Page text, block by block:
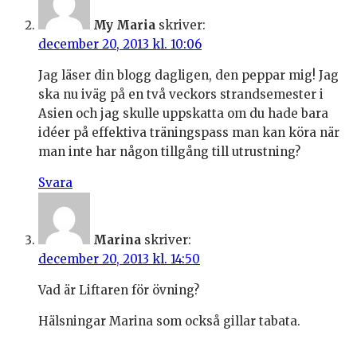
My Maria skriver:
december 20, 2013 kl. 10:06
Jag läser din blogg dagligen, den peppar mig! Jag
ska nu iväg på en två veckors strandsemester i
Asien och jag skulle uppskatta om du hade bara
idéer på effektiva träningspass man kan köra när
man inte har någon tillgång till utrustning?
Svara
Marina skriver:
december 20, 2013 kl. 14:50
Vad är Liftaren för övning?
Hälsningar Marina som också gillar tabata.